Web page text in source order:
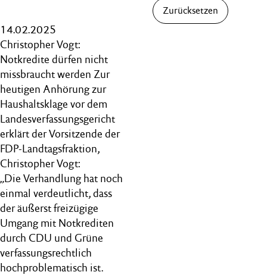
14.02.2025
Christopher Vogt:
Notkredite dürfen nicht
missbraucht werden Zur
heutigen Anhörung zur
Haushaltsklage vor dem
Landesverfassungsgericht
erklärt der Vorsitzende der
FDP-Landtagsfraktion,
Christopher Vogt:
„Die Verhandlung hat noch
einmal verdeutlicht, dass
der äußerst freizügige
Umgang mit Notkrediten
durch CDU und Grüne
verfassungsrechtlich
hochproblematisch ist.
Zurücksetzen